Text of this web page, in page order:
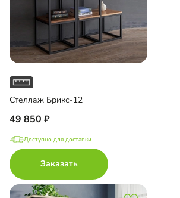
Стеллаж Брикс-12
49 850
Доступно для доставки
Заказать